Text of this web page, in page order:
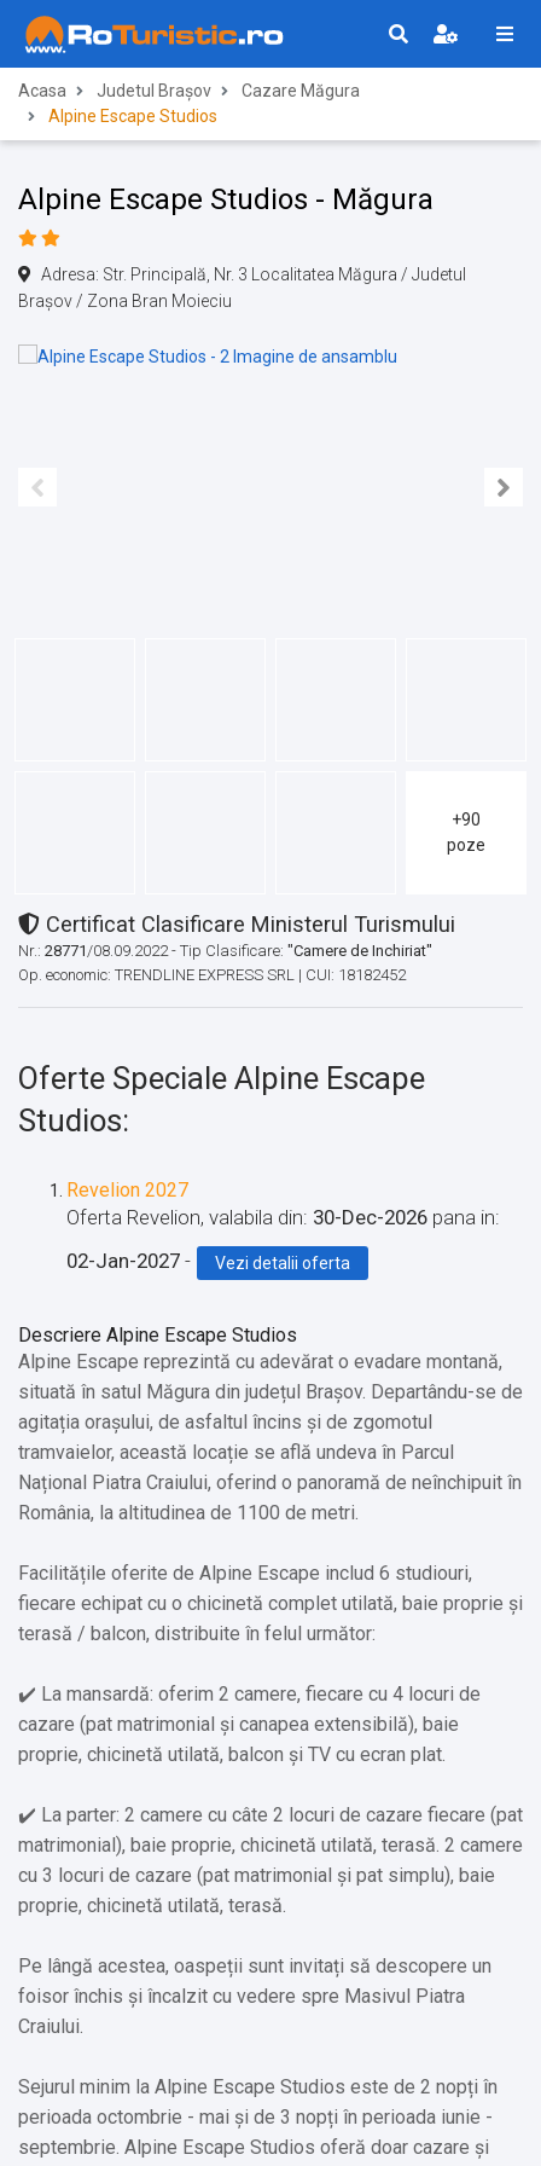
Acasa Judetul Brașov
Cazare Măgura
Alpine Escape Studios
Alpine Escape Studios - Măgura
Adresa: Str. Principală, Nr. 3 Localitatea Măgura / Judetul
Brașov / Zona Bran Moieciu
+90
poze
Certificat Clasificare Ministerul Turismului
Nr.: 28771/08.09.2022 - Tip Clasificare: "Camere de Inchiriat"
Op. economic: TRENDLINE EXPRESS SRL | CUI: 18182452
Oferte Speciale Alpine Escape
Studios:
Revelion 2027
Oferta Revelion, valabila din: 30-Dec-2026 pana in:
02-Jan-2027 - Vezi detalii oferta
Descriere Alpine Escape Studios
Alpine Escape reprezintă cu adevărat o evadare montană,
situată în satul Măgura din județul Brașov. Departându-se de
agitația orașului, de asfaltul încins și de zgomotul
tramvaielor, această locație se află undeva în Parcul
Național Piatra Craiului, oferind o panoramă de neînchipuit în
România, la altitudinea de 1100 de metri.
Facilitățile oferite de Alpine Escape includ 6 studiouri,
fiecare echipat cu o chicinetă complet utilată, baie proprie și
terasă / balcon, distribuite în felul următor:
✔️ La mansardă: oferim 2 camere, fiecare cu 4 locuri de
cazare (pat matrimonial și canapea extensibilă), baie
proprie, chicinetă utilată, balcon și TV cu ecran plat.
✔️ La parter: 2 camere cu câte 2 locuri de cazare fiecare (pat
matrimonial), baie proprie, chicinetă utilată, terasă. 2 camere
cu 3 locuri de cazare (pat matrimonial și pat simplu), baie
proprie, chicinetă utilată, terasă.
Pe lângă acestea, oaspeții sunt invitați să descopere un
foisor închis și încalzit cu vedere spre Masivul Piatra
Craiului.
Sejurul minim la Alpine Escape Studios este de 2 nopți în
perioada octombrie - mai și de 3 nopți în perioada iunie -
septembrie. Alpine Escape Studios oferă doar cazare și